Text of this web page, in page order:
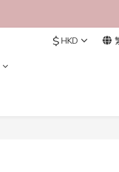
$HKD